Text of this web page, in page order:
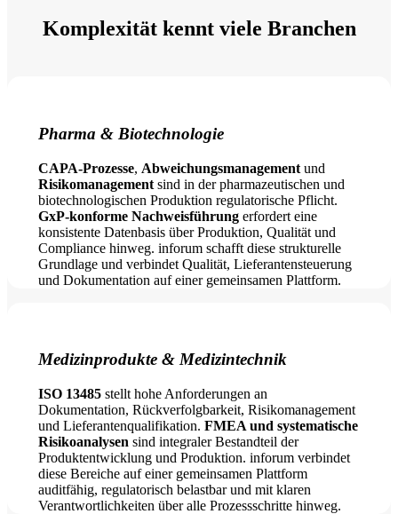
Komplexität kennt viele Branchen
Pharma & Biotechnologie
CAPA-Prozesse, Abweichungsmanagement und
Risikomanagement sind in der pharmazeutischen und
biotechnologischen Produktion regulatorische Pflicht.
GxP-konforme Nachweisführung erfordert eine
konsistente Datenbasis über Produktion, Qualität und
Compliance hinweg. inforum schafft diese strukturelle
Grundlage und verbindet Qualität, Lieferantensteuerung
und Dokumentation auf einer gemeinsamen Plattform.
Medizinprodukte & Medizintechnik
ISO 13485 stellt hohe Anforderungen an
Dokumentation, Rückverfolgbarkeit, Risikomanagement
und Lieferantenqualifikation. FMEA und systematische
Risikoanalysen sind integraler Bestandteil der
Produktentwicklung und Produktion. inforum verbindet
diese Bereiche auf einer gemeinsamen Plattform
auditfähig, regulatorisch belastbar und mit klaren
Verantwortlichkeiten über alle Prozessschritte hinweg.